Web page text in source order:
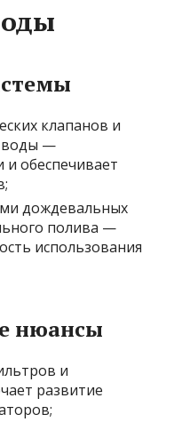
клапанов и
воды —
обеспечивает
дождевальных
полива —
использования
нюансы
и
развитие